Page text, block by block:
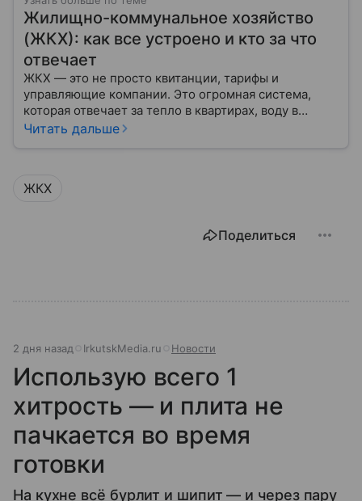
Жилищно-коммунальное хозяйство
(ЖКХ): как все устроено и кто за что
отвечает
ЖКХ — это не просто квитанции, тарифы и
управляющие компании. Это огромная система,
которая отвечает за тепло в квартирах, воду в
кране, освещение улиц и чистоту во дворах.
Читать дальше
ЖКХ
Поделиться
2 дня назад IrkutskMedia.ru Новости
Использую всего 1
хитрость — и плита не
пачкается во время
готовки
На кухне всё бурлит и шипит — и через пару